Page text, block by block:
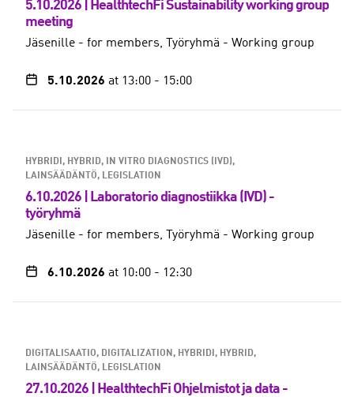
5.10.2026 | HealthtechFi Sustainability working group
meeting
Jäsenille - for members Työryhmä - Working group
5.10.2026 at 13:00 - 15:00
HYBRIDI, HYBRID
IN VITRO DIAGNOSTICS (IVD)
LAINSÄÄDÄNTÖ, LEGISLATION
6.10.2026 | Laboratorio diagnostiikka (IVD) -
työryhmä
Jäsenille - for members Työryhmä - Working group
6.10.2026 at 10:00 - 12:30
DIGITALISAATIO, DIGITALIZATION
HYBRIDI, HYBRID
LAINSÄÄDÄNTÖ, LEGISLATION
27.10.2026 | HealthtechFi Ohjelmistot ja data -